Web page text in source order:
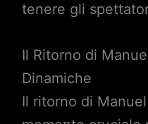
tenere gli
Il Ritorno di
Dinamiche
Il ritorno di